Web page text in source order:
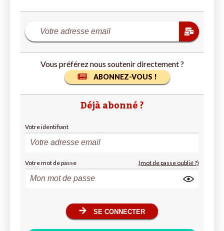
Vous préférez nous soutenir directement ?
ABONNEZ-VOUS !
Déjà abonné ?
Votre identifiant
Votre mot de passe (mot de passe oublié ?)
SE CONNECTER